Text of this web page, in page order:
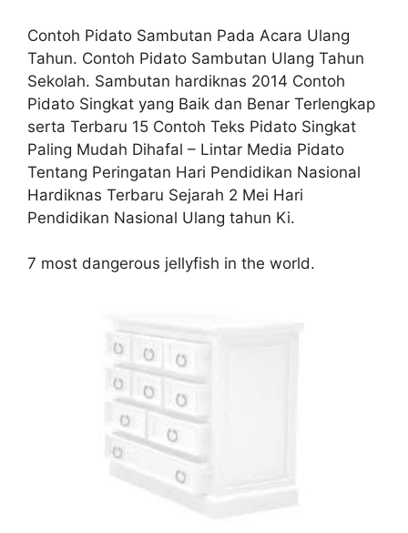
Contoh Pidato Sambutan Pada Acara Ulang
Tahun. Contoh Pidato Sambutan Ulang Tahun
Sekolah. Sambutan hardiknas 2014 Contoh
Pidato Singkat yang Baik dan Benar Terlengkap
serta Terbaru 15 Contoh Teks Pidato Singkat
Paling Mudah Dihafal – Lintar Media Pidato
Tentang Peringatan Hari Pendidikan Nasional
Hardiknas Terbaru Sejarah 2 Mei Hari
Pendidikan Nasional Ulang tahun Ki.
7 most dangerous jellyfish in the world.